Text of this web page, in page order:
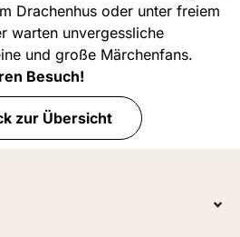
Drachenhus oder unter freiem
warten unvergessliche
und große Märchenfans.
Besuch!
zur Übersicht